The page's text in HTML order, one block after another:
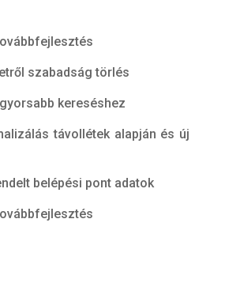
szabadság törlés
kereséshez
távollétek alapján és új
belépési pont adatok